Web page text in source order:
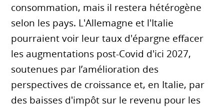
consommation, mais il restera hétérogène
selon les pays. L'Allemagne et l'Italie
pourraient voir leur taux d'épargne effacer
les augmentations post-Covid d'ici 2027,
soutenues par l’amélioration des
perspectives de croissance et, en Italie, par
des baisses d'impôt sur le revenu pour les